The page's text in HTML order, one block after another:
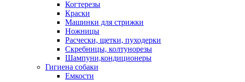
Когтерезы
Краски
Машинки для стрижки
Ножницы
Расчески, щетки, пуходерки
Скребницы, колтунорезы
Шампуни,кондиционеры
Гигиена собаки
Емкости